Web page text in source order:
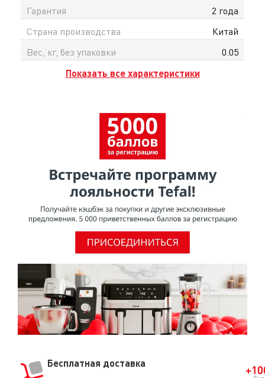
Гарантия
2 года
Страна производства
Китай
Вес, кг, без упаковки
0.05
Показать все характеристики
Бесплатная доставка